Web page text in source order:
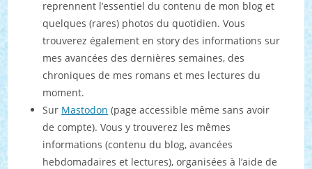
reprennent l’essentiel du contenu de mon blog et
quelques (rares) photos du quotidien. Vous
trouverez également en story des informations sur
mes avancées des dernières semaines, des
chroniques de mes romans et mes lectures du
moment.
Sur Mastodon (page accessible même sans avoir
de compte). Vous y trouverez les mêmes
informations (contenu du blog, avancées
hebdomadaires et lectures), organisées à l’aide de